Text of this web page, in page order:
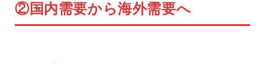
②国内需要から海外需要へ